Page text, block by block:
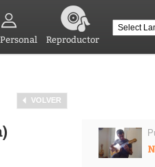
Reproductor
VOLVER